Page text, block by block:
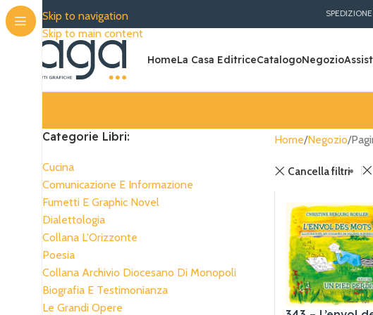
Skip to navigation
Skip to main content
SPEDIZIONE GRATUITA
HomeLa Casa EditriceCatalogoNegozio
Categorie Libri:
Cucina
Comunicazione E Informazione
Fumetti E Graphic Novel
Dialettologia
Collana L'Orizzonte
Poesia
Collana Archivio Diocesano Di Monopoli
Biografia E Testimonianza
Le Grandi Opere
Home Negozio
Cancella filtri